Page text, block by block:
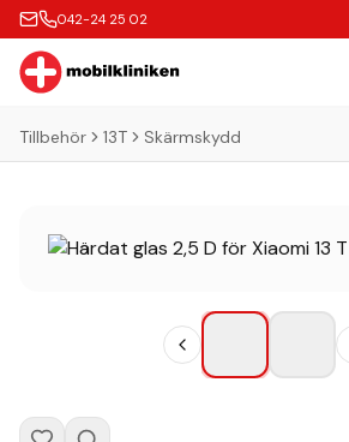
042-24 25 02
Hem
Köp
Lämna / Skicka in
Tillbehör 13T Skärmskydd